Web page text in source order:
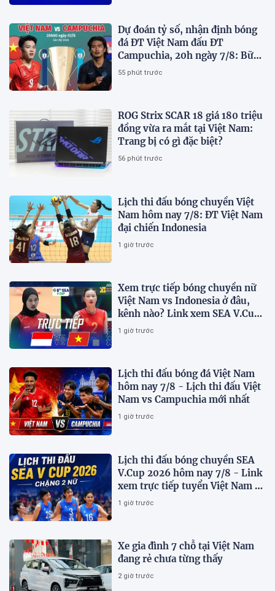
Dự đoán tỷ số, nhận định bóng
đá ĐT Việt Nam đấu ĐT
Campuchia, 20h ngày 7/8: Bữa
tiệc bàn thắng tại Mỹ Đình
55 phút trước
ROG Strix SCAR 18 giá 180 triệu
đồng vừa ra mắt tại Việt Nam:
Trang bị có gì đặc biệt?
56 phút trước
Lịch thi đấu bóng chuyền Việt
Nam hôm nay 7/8: ĐT Việt Nam
đại chiến Indonesia
1 giờ trước
Xem trực tiếp bóng chuyền nữ
Việt Nam vs Indonesia ở đâu,
kênh nào? Link xem SEA V.Cup
2026 mới nhất
1 giờ trước
Lịch thi đấu bóng đá Việt Nam
hôm nay 7/8 - Lịch thi đấu Việt
Nam vs Campuchia mới nhất
1 giờ trước
Lịch thi đấu bóng chuyền SEA
V.Cup 2026 hôm nay 7/8 - Link
xem trực tiếp tuyển Việt Nam vs
Indonesia
1 giờ trước
Xe gia đình 7 chỗ tại Việt Nam
đang rẻ chưa từng thấy
2 giờ trước